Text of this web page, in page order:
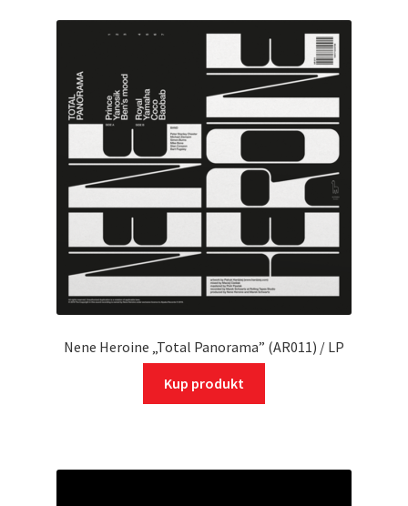
Nene Heroine „Total Panorama” (AR011) / LP
Kup produkt